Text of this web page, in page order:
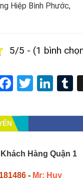
Hiệp Bình Phước,
5/5 - (1 bình
Facebook
Twitter
Hàng Quận 1
- Mr: Huy